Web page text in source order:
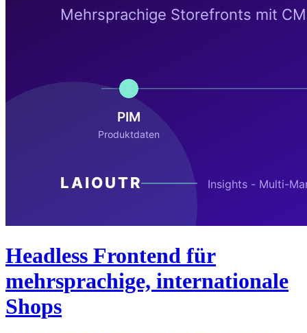
Headless Frontend für
mehrsprachige, internationale
Shops